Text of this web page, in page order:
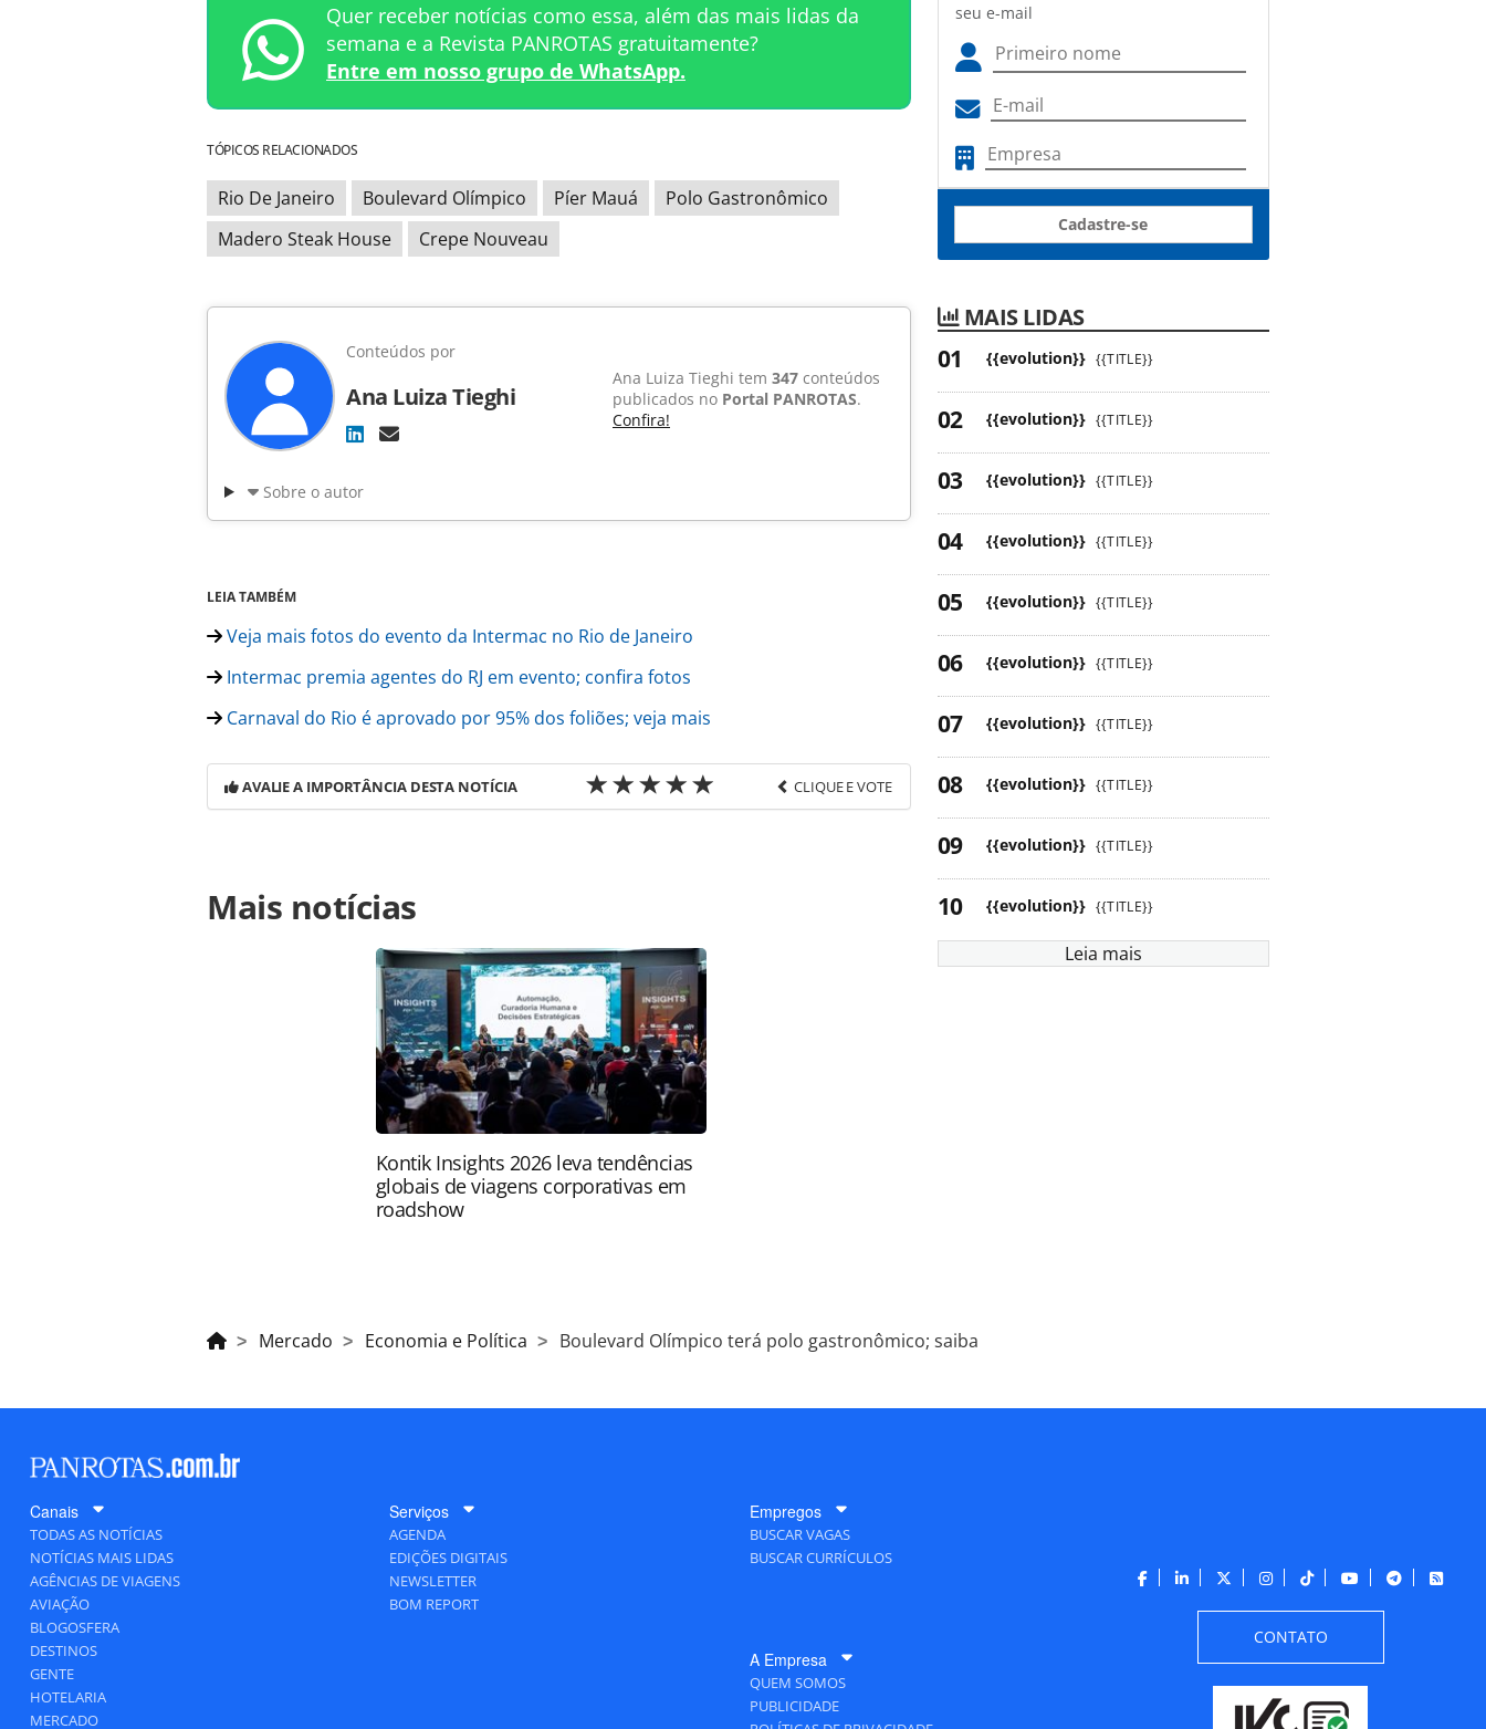
Quer receber notícias como essa, além das mais lidas da
semana e a Revista PANROTAS gratuitamente?
Entre em nosso grupo de WhatsApp.
TÓPICOS RELACIONADOS
Rio De Janeiro Boulevard Olímpico Píer Mauá
Polo Gastronômico
Madero Steak House
Crepe Nouveau
Conteúdos por
Ana Luiza Tieghi
Ana Luiza Tieghi tem 347 conteúdos
publicados no Portal PANROTAS.
Confira!
Sobre o autor
LEIA TAMBÉM
Veja mais fotos do evento da Intermac no Rio de Janeiro
Intermac premia agentes do RJ em evento; confira fotos
Carnaval do Rio é aprovado por 95% dos foliões; veja mais
AVALIE A IMPORTÂNCIA DESTA NOTÍCIA CLIQUE E VOTE
https://www.panrotas.com.br/noticia-turismo/brasil/2017/03/boulevard-olimpico-tera-
polo-gastronomico-saiba_144868.html ou as ferramentas oferecidas na página. Todo o
conteúdo produzido pela PANROTAS Editora é protegido pela legislação brasileira sobre
direito autoral. Não reproduza o conteúdo sem autorização da PANROTAS Editora
(copyright@panrotas.com.br).
Mais notícias
Kontik Insights 2026 leva tendências
globais de viagens corporativas em
roadshow
seu e-mail
Cadastre-se
MAIS LIDAS
{{evolution}} {{TITLE}}
{{evolution}} {{TITLE}}
{{evolution}} {{TITLE}}
{{evolution}} {{TITLE}}
{{evolution}} {{TITLE}}
{{evolution}} {{TITLE}}
{{evolution}} {{TITLE}}
{{evolution}} {{TITLE}}
{{evolution}} {{TITLE}}
{{evolution}} {{TITLE}}
Leia mais
Mercado Economia e Política Boulevard Olímpico terá polo gastronômico; saiba
Canais
TODAS AS NOTÍCIAS
NOTÍCIAS MAIS LIDAS
AGÊNCIAS DE VIAGENS
AVIAÇÃO
BLOGOSFERA
DESTINOS
GENTE
HOTELARIA
MERCADO
Serviços
AGENDA
EDIÇÕES DIGITAIS
NEWSLETTER
BOM REPORT
Empregos
BUSCAR VAGAS
BUSCAR CURRÍCULOS
A Empresa
QUEM SOMOS
PUBLICIDADE
CONTATO